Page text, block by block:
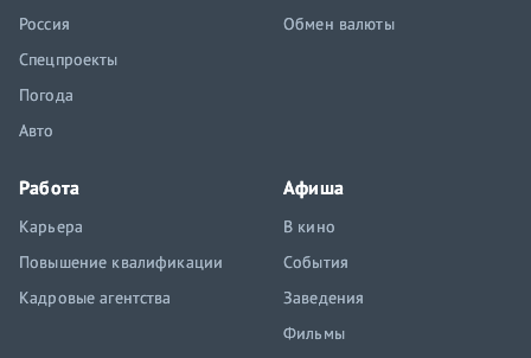
Россия
Спецпроекты
Погода
Авто
Обмен валюты
Работа
Карьера
Повышение квалификации
Кадровые агентства
Афиша
В кино
События
Заведения
Фильмы